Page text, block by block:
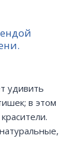
удивить
в этом